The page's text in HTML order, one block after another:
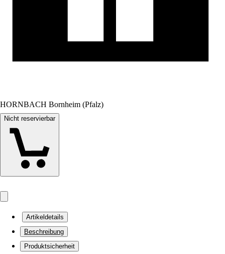
HORNBACH Bornheim (Pfalz)
Nicht reservierbar
Artikeldetails
Beschreibung
Produktsicherheit